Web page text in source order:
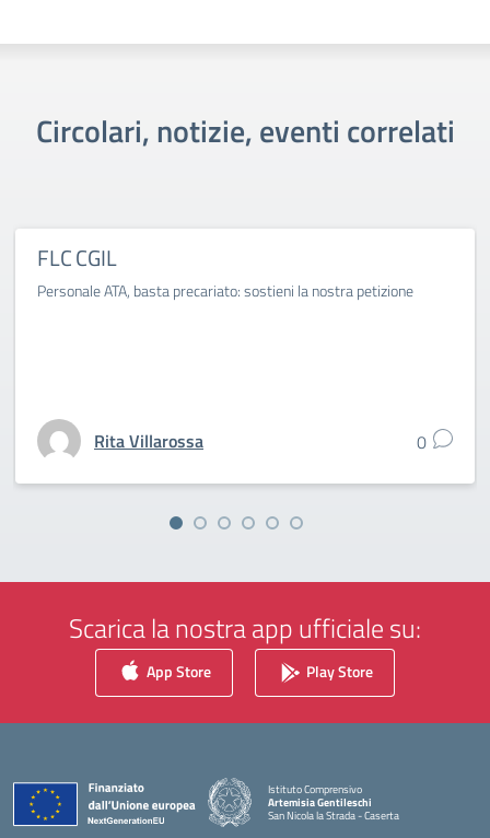
Circolari, notizie, eventi correlati
FLC CGIL
Personale ATA, basta precariato: sostieni la nostra petizione
Rita Villarossa 0
Scarica la nostra app ufficiale su:
App Store Play Store
Istituto Comprensivo
Artemisia Gentileschi
San Nicola la Strada - Caserta